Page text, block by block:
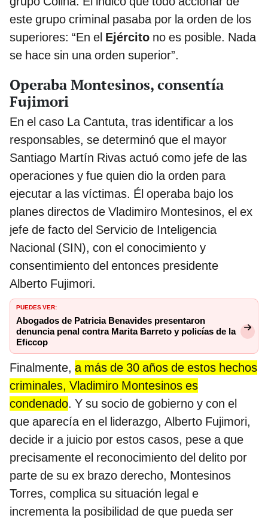
este grupo criminal pasaba por la orden de los
superiores: “En el Ejército no es posible. Nada
se hace sin una orden superior”.
Operaba Montesinos, consentía
Fujimori
En el caso La Cantuta, tras identificar a los
responsables, se determinó que el mayor
Santiago Martín Rivas actuó como jefe de las
operaciones y fue quien dio la orden para
ejecutar a las víctimas. Él operaba bajo los
planes directos de Vladimiro Montesinos, el ex
jefe de facto del Servicio de Inteligencia
Nacional (SIN), con el conocimiento y
consentimiento del entonces presidente
Alberto Fujimori.
PUEDES VER:
Abogados de Patricia Benavides presentaron
denuncia penal contra Marita Barreto y policías de la
Eficcop
Finalmente, a más de 30 años de estos hechos
criminales, Vladimiro Montesinos es
condenado. Y su socio de gobierno y con el
que aparecía en el liderazgo, Alberto Fujimori,
decide ir a juicio por estos casos, pese a que
precisamente el reconocimiento del delito por
parte de su ex brazo derecho, Montesinos
Torres, complica su situación legal e
incrementa la posibilidad de que pueda ser